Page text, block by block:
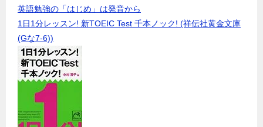
英語勉強の「はじめ」は発音から
1日1分レッスン! 新TOEIC Test 千本ノック! (祥伝社黄金文庫
(Gな7-6))